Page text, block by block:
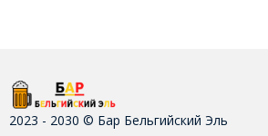
2023 - 2030 © Бар Бельгийский Эль